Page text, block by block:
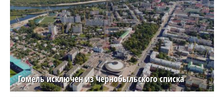
Гомель исключен из чернобыльского списка